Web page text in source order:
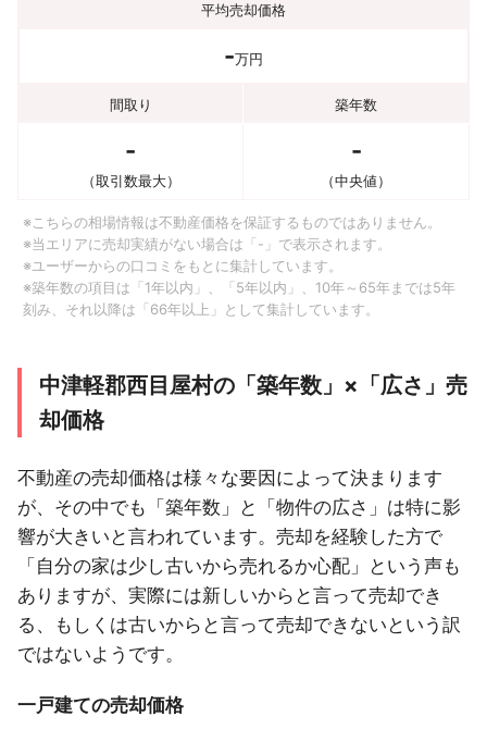
平均売却価格
-万円
間取り 築年数
-
（取引数最大）
-
（中央値）
※こちらの相場情報は不動産価格を保証するものではありません。
※当エリアに売却実績がない場合は「-」で表示されます。
※ユーザーからの口コミをもとに集計しています。
※築年数の項目は「1年以内」、「5年以内」、10年～65年までは5年
刻み、それ以降は「66年以上」として集計しています。
中津軽郡西目屋村の「築年数」×「広さ」売
却価格
不動産の売却価格は様々な要因によって決まります
が、その中でも「築年数」と「物件の広さ」は特に影
響が大きいと言われています。売却を経験した方で
「自分の家は少し古いから売れるか心配」という声も
ありますが、実際には新しいからと言って売却でき
る、もしくは古いからと言って売却できないという訳
ではないようです。
一戸建ての売却価格